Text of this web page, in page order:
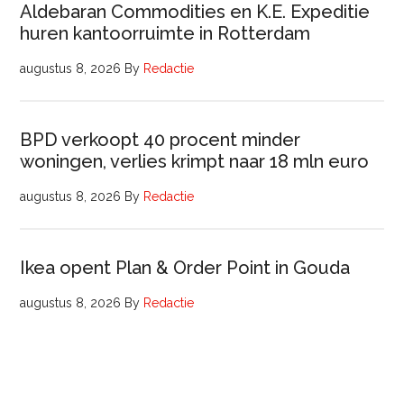
Aldebaran Commodities en K.E. Expeditie
huren kantoorruimte in Rotterdam
augustus 8, 2026 By Redactie
BPD verkoopt 40 procent minder
woningen, verlies krimpt naar 18 mln euro
augustus 8, 2026 By Redactie
Ikea opent Plan & Order Point in Gouda
augustus 8, 2026 By Redactie